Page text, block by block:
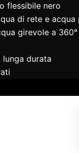
flessibile nero
di rete e
girevole a 360°
lunga durata